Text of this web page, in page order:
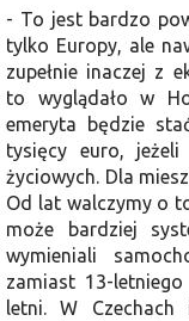
- To jest bardzo
tylko Europy, ale
zupełnie inaczej z
to wyglądało w
emeryta będzie
tysięcy euro,
życiowych. Dla
Od lat walczymy o
może bardziej
wymieniali
zamiast 13-
letni. W